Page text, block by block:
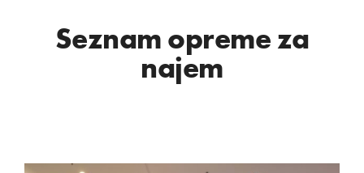
Seznam opreme za
najem